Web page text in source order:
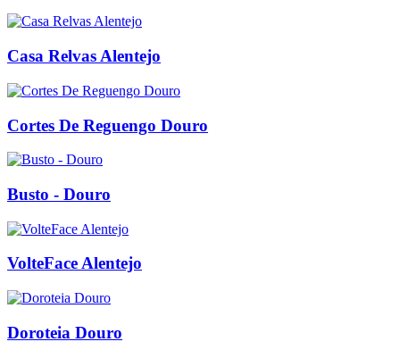
Casa Relvas Alentejo
Cortes De Reguengo Douro
Busto - Douro
VolteFace Alentejo
Doroteia Douro